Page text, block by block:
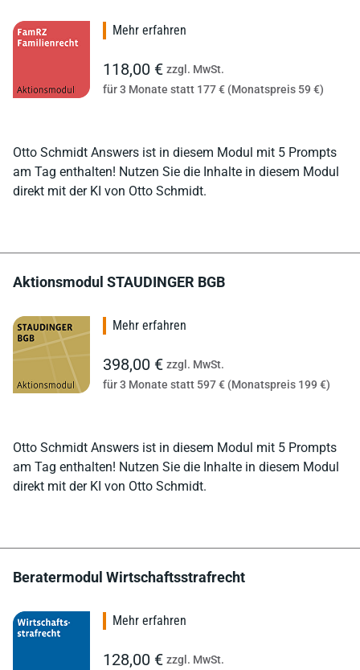
Otto Schmidt Answers ist in diesem Modul mit 5 Prompts
am Tag enthalten! Nutzen Sie die Inhalte in diesem Modul
direkt mit der KI von Otto Schmidt.
Mehr erfahren
118,00 € zzgl. MwSt.
für 3 Monate statt 177 € (Monatspreis 59 €)
Aktionsmodul STAUDINGER BGB
Otto Schmidt Answers ist in diesem Modul mit 5 Prompts
am Tag enthalten! Nutzen Sie die Inhalte in diesem Modul
direkt mit der KI von Otto Schmidt.
Mehr erfahren
398,00 € zzgl. MwSt.
für 3 Monate statt 597 € (Monatspreis 199 €)
Beratermodul Wirtschaftsstrafrecht
Mehr erfahren
128,00 € zzgl. MwSt.